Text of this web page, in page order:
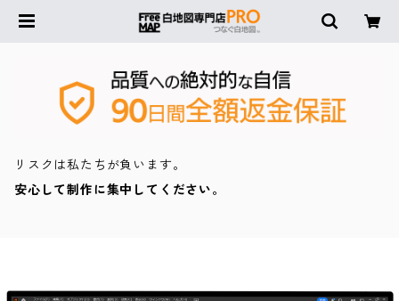
リスクは私たちが負います。
安心して制作に集中してください。